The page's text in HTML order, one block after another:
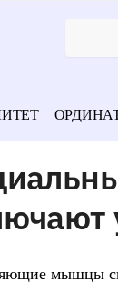
мышцы